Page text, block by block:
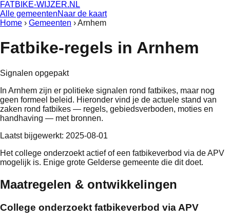
FATBIKE-WIJZER.NL
Alle gemeentenNaar de kaart
Home › Gemeenten ›Arnhem
Fatbike-regels in Arnhem
Signalen opgepakt
In Arnhem zijn er politieke signalen rond fatbikes, maar nog
geen formeel beleid. Hieronder vind je de actuele stand van
zaken rond fatbikes — regels, gebiedsverboden, moties en
handhaving — met bronnen.
Laatst bijgewerkt: 2025-08-01
Het college onderzoekt actief of een fatbikeverbod via de APV
mogelijk is. Enige grote Gelderse gemeente die dit doet.
Maatregelen & ontwikkelingen
College onderzoekt fatbikeverbod via APV